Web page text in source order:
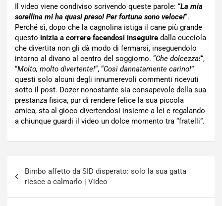
Il video viene condiviso scrivendo queste parole: “La mia
sorellina mi ha quasi preso! Per fortuna sono veloce!“.
Perché sì, dopo che la cagnolina istiga il cane più grande
questo inizia a correre facendosi inseguire dalla cucciola
che divertita non gli dà modo di fermarsi, inseguendolo
intorno al divano al centro del soggiorno. “Che dolcezza!“,
“Molto, molto divertente!“, “Così dannatamente carino!”
questi solo alcuni degli innumerevoli commenti ricevuti
sotto il post. Dozer nonostante sia consapevole della sua
prestanza fisica, pur di rendere felice la sua piccola
amica, sta al gioco divertendosi insieme a lei e regalando
a chiunque guardi il video un dolce momento tra “fratelli”.
articoli
Bimbo affetto da SID disperato: solo la sua gatta
riesce a calmarlo | Video